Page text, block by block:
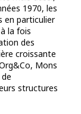
1970, les
en particulier
la fois
des
croissante
Mons
structures